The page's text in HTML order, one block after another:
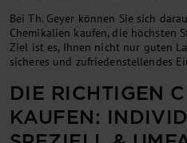
Bei Th. Geyer können Sie sich
Chemikalien kaufen, die höchsten
Ziel ist es, Ihnen nicht nur guten
sicheres und zufriedenstellendes
DIE RICHTIGEN
KAUFEN: